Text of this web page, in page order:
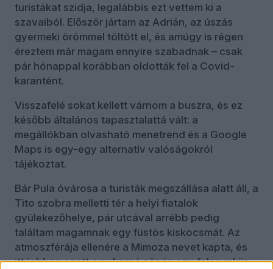
turistákat szidja, legalábbis ezt vettem ki a
szavaiból. Először jártam az Adrián, az úszás
gyermeki örömmel töltött el, és amúgy is régen
éreztem már magam ennyire szabadnak – csak
pár hónappal korábban oldották fel a Covid-
karantént.
Visszafelé sokat kellett várnom a buszra, és ez
később általános tapasztalattá vált: a
megállókban olvasható menetrend és a Google
Maps is egy-egy alternatív valóságokról
tájékoztat.
Bár Pula óvárosa a turisták megszállása alatt áll, a
Tito szobra melletti tér a helyi fiatalok
gyülekezőhelye, pár utcával arrébb pedig
találtam magamnak egy füstös kiskocsmát. Az
atmoszférája ellenére a Mimoza nevet kapta, és
itt jobban esett egy korsó sör és egy feles rakija,